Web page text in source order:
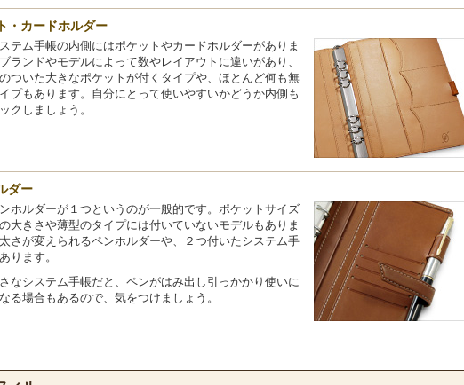
・カードホルダー
テム手帳の内側にはポケットやカードホルダーがありま
ランドやモデルによって数やレイアウトに違いがあり、
ついた大きなポケットが付くタイプや、ほとんど何も無
プもあります。自分にとって使いやすいかどうか内側も
クしましょう。
ダー
ホルダーが１つというのが一般的です。ポケットサイズ
大きさや薄型のタイプには付いていないモデルもありま
さが変えられるペンホルダーや、２つ付いたシステム手
ります。
なシステム手帳だと、ペンがはみ出し引っかかり使いに
る場合もあるので、気をつけましょう。